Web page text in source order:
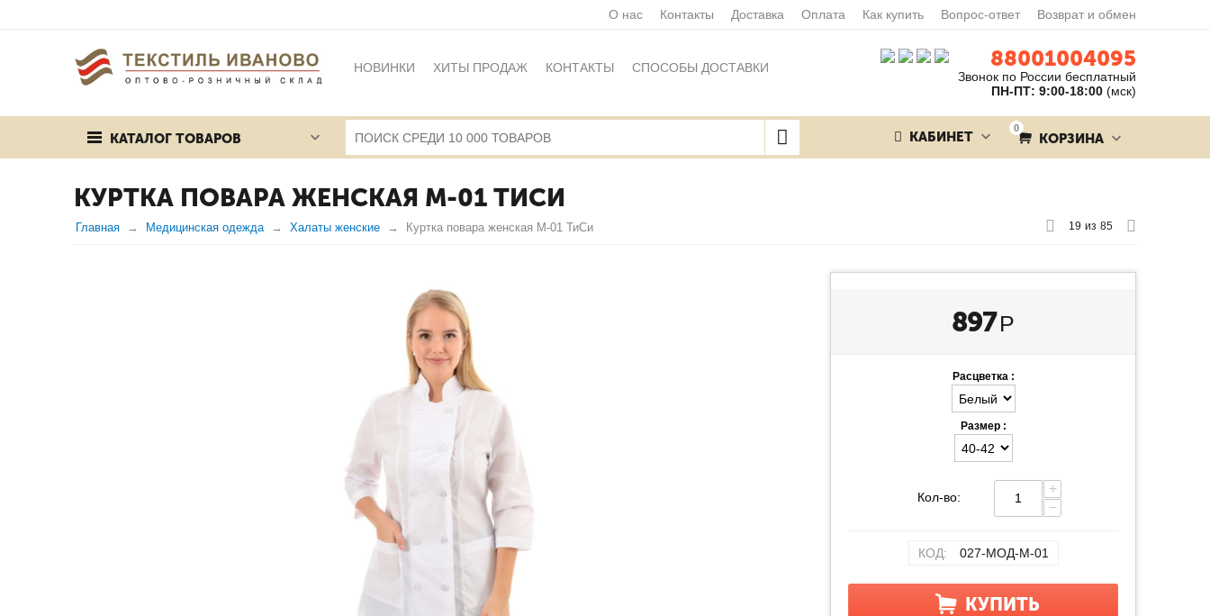
О нас Контакты Доставка Оплата Как купить Вопрос-ответ Возврат и обмен
НОВИНКИ ХИТЫ ПРОДАЖ КОНТАКТЫ СПОСОБЫ ДОСТАВКИ
ПУБЛИЧНАЯ ОФЕРТА
88001004095
Звонок по России бесплатный
ПН-ПТ: 9:00-18:00 (мск)
КАТАЛОГ ТОВАРОВ
0
КОРЗИНА
КАБИНЕТ
КУРТКА ПОВАРА ЖЕНСКАЯ М-01 ТИСИ
Главная Медицинская одежда Халаты женские Куртка повара женская М-01 ТиСи 19 из 85
897 Р
Расцветка :
Размер :
Кол-во:
+
−
КОД: 027-МОД-М-01
КУПИТЬ